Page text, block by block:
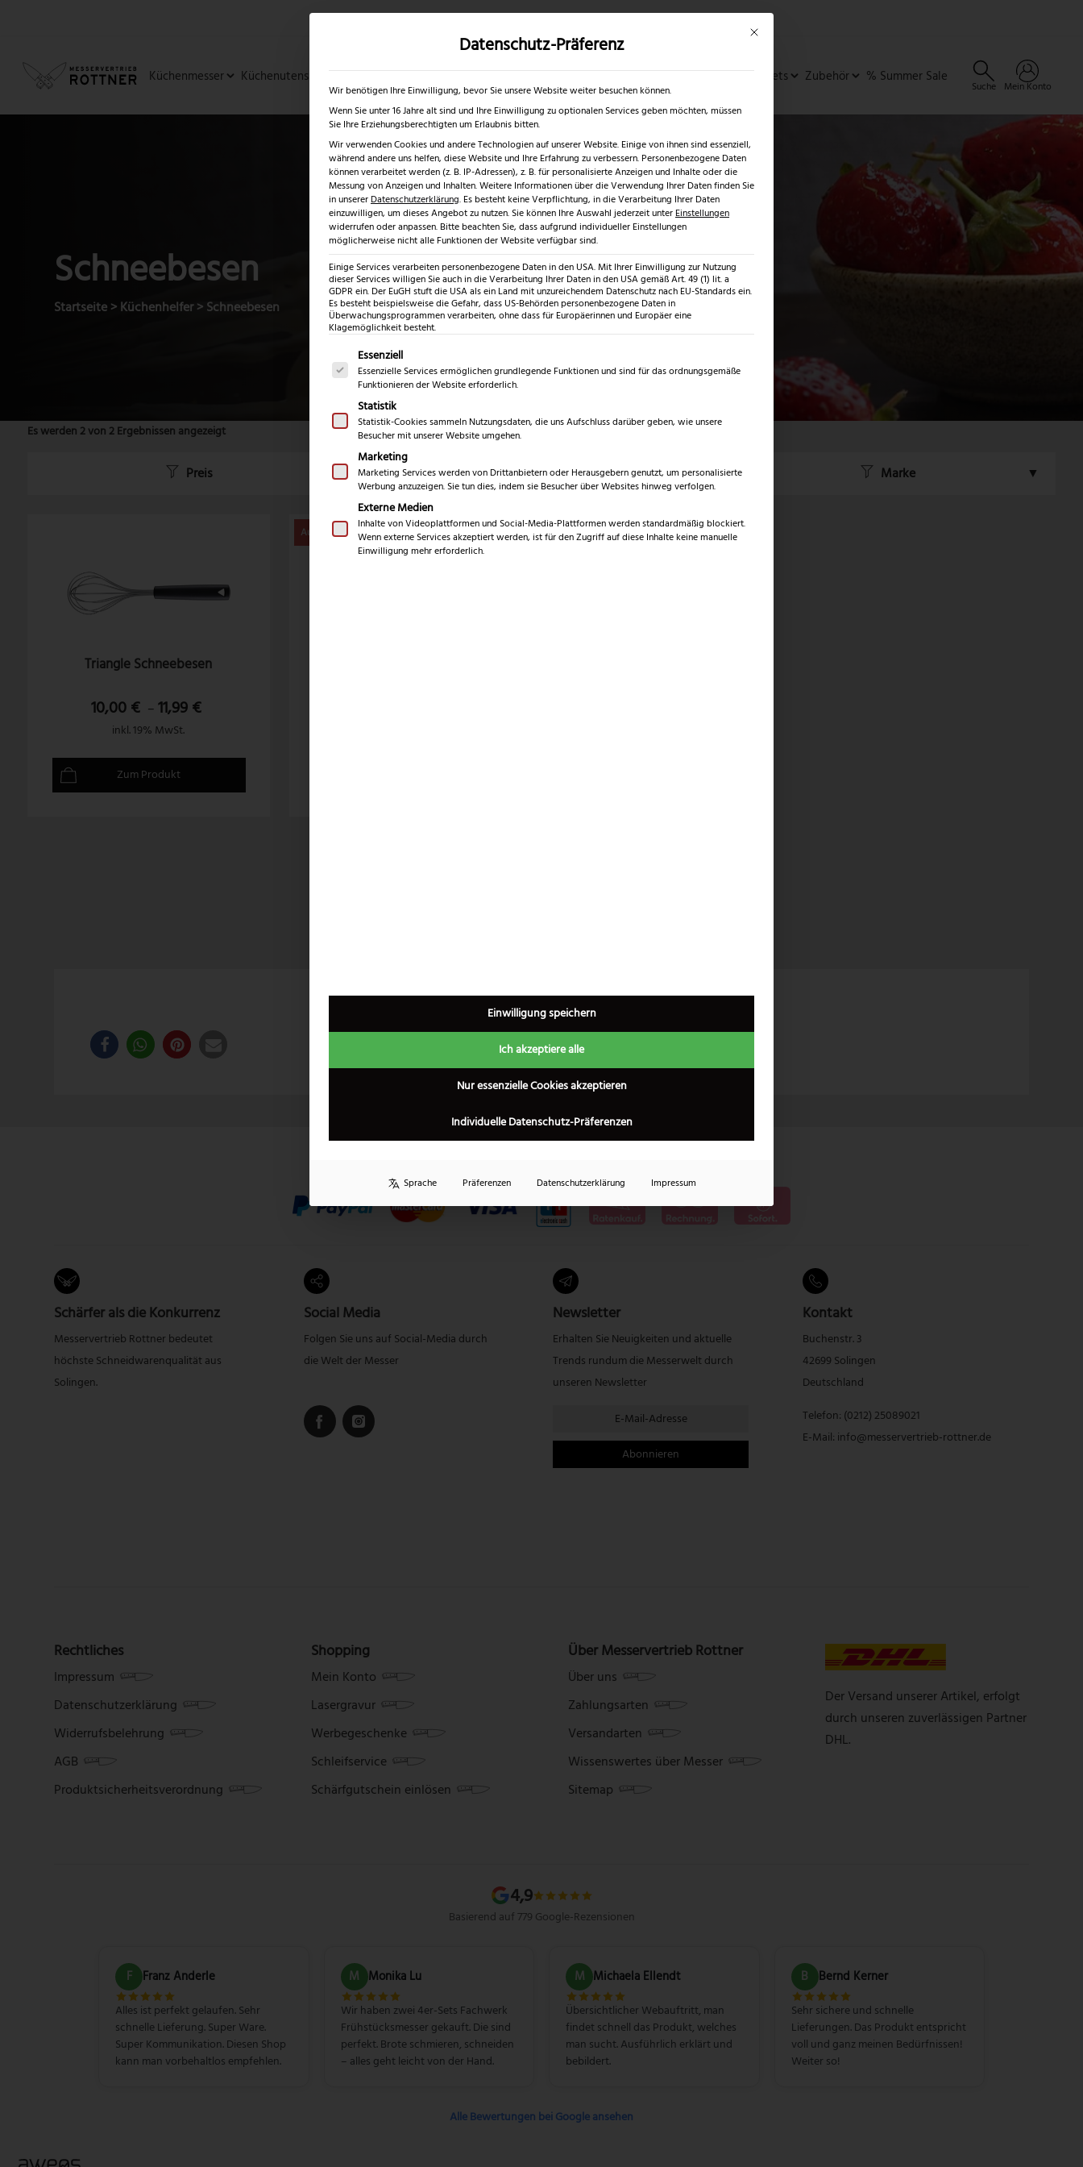
✓ ×
Küchenmesser Küchenutensilien Jagd- & Outdoormesser Rasur & Nagelpflege Scheren Geschenkideen & Sets Zubehör % Summer Sale
Suche Mein Konto
Schneebesen
Startseite > Küchenhelfer> Schneebesen
Es werden 2 von 2 Ergebnissen angezeigt
Preis Klingenlänge Marke
Triangle Schneebesen
10,00 € –11,99 €
inkl. 19% MwSt.
Zum Produkt
Schärfer als die Konkurrenz
Messervertrieb Rottner bedeutet
höchste Schneidwarenqualität aus
Solingen.
Social Media
Folgen Sie uns auf Social-Media durch
die Welt der Messer
Newsletter
Erhalten Sie Neuigkeiten und aktuelle
Trends rundum die Messerwelt durch
unseren Newsletter
Kontakt
Buchenstr. 3
42699 Solingen
Deutschland
Telefon: (0212) 25089021
E-Mail: info@messervertrieb-rottner.de
Rechtliches
Impressum
Datenschutzerklärung
Widerrufsbelehrung
AGB
Produktsicherheitsverordnung
Shopping
Mein Konto
Lasergravur
Werbegeschenke
Schleifservice
Schärfgutschein einlösen
Über Messervertrieb Rottner
Über uns
Zahlungsarten
Versandarten
Wissenswertes über Messer
Sitemap
Der Versand unserer Artikel, erfolgt
durch unseren zuverlässigen Partner
DHL.
4,9
Basierend auf 779 Google-Rezensionen
F Franz Anderle
Alles ist perfekt gelaufen. Sehr
schnelle Lieferung. Super Ware.
Super Kommunikation. Diesen Shop
kann man vorbehaltlos empfehlen.
M Monika Lu
Wir haben zwei 4er-Sets Fachwerk
Frühstücksmesser gekauft. Die sind
perfekt. Brote schmieren, schneiden
– alles geht leicht von der Hand.
M Michaela Ellendt
Übersichtlicher Webauftritt, man
findet schnell das Produkt, welches
man sucht. Ausführlich erklärt und
bebildert.
B Bernd Kerner
Sehr sichere und schnelle
Lieferungen. Das Produkt entspricht
voll und ganz meinen Bedürfnissen!
Weiter so!
Alle Bewertungen bei Google ansehen
Mit diesem Button wird der Dialog geschlossen. Seine Funktionalität ist
Datenschutz-Präferenz
Wir benötigen Ihre Einwilligung, bevor Sie unsere Website weiter besuchen können.
Wenn Sie unter 16 Jahre alt sind und Ihre Einwilligung zu optionalen Services geben möchten, müssen
Sie Ihre Erziehungsberechtigten um Erlaubnis bitten.
Wir verwenden Cookies und andere Technologien auf unserer Website. Einige von ihnen sind essenziell,
während andere uns helfen, diese Website und Ihre Erfahrung zu verbessern. Personenbezogene Daten
können verarbeitet werden (z. B. IP-Adressen), z. B. für personalisierte Anzeigen und Inhalte oder die
Messung von Anzeigen und Inhalten.Weitere Informationen über die Verwendung Ihrer Daten finden Sie
in unserer Datenschutzerklärung. Es besteht keine Verpflichtung, in die Verarbeitung Ihrer Daten
einzuwilligen, um dieses Angebot zu nutzen.Sie können Ihre Auswahl jederzeit unter Einstellungen
widerrufen oder anpassen. Bitte beachten Sie, dass aufgrund individueller Einstellungen
möglicherweise nicht alle Funktionen der Website verfügbar sind.
Einige Services verarbeiten personenbezogene Daten in den USA. Mit Ihrer Einwilligung zur Nutzung
dieser Services willigen Sie auch in die Verarbeitung Ihrer Daten in den USA gemäß Art. 49 (1) lit. a
GDPR ein. Der EuGH stuft die USA als ein Land mit unzureichendem Datenschutz nach EU-Standards ein.
Es besteht beispielsweise die Gefahr, dass US-Behörden personenbezogene Daten in
Überwachungsprogrammen verarbeiten, ohne dass für Europäerinnen und Europäer eine
Klagemöglichkeit besteht.
Es folgt eine Liste der Service-Gruppen, für die eine Einwilligung erteilt werden kann. Die erste Service-Gruppe ist essenziell und kann
Essenziell
Essenzielle Services ermöglichen grundlegende Funktionen und sind für das ordnungsgemäße
Funktionieren der Website erforderlich.
Statistik
Statistik-Cookies sammeln Nutzungsdaten, die uns Aufschluss darüber geben, wie unsere
Besucher mit unserer Website umgehen.
Marketing
Marketing Services werden von Drittanbietern oder Herausgebern genutzt, um personalisierte
Werbung anzuzeigen. Sie tun dies, indem sie Besucher über Websites hinweg verfolgen.
Externe Medien
Inhalte von Videoplattformen und Social-Media-Plattformen werden standardmäßig blockiert.
Wenn externe Services akzeptiert werden, ist für den Zugriff auf diese Inhalte keine manuelle
Einwilligung mehr erforderlich.
Einwilligung speichern
Ich akzeptiere alle
Nur essenzielle Cookies akzeptieren
Individuelle Datenschutz-Präferenzen
Sprache Präferenzen Datenschutzerklärung Impressum